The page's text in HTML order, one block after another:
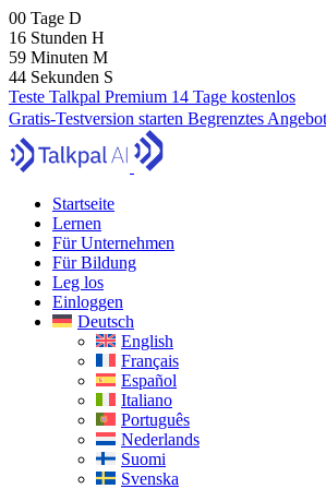
00 Tage D
16 Stunden H
59 Minuten M
43 Sekunden S
Teste Talkpal Premium 14 Tage kostenlos
Gratis-Testversion starten Begrenztes
Startseite
Lernen
Für Unternehmen
Für Bildung
Leg los
Einloggen
Deutsch
English
Français
Español
Italiano
Português
Nederlands
Suomi
Svenska